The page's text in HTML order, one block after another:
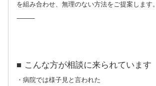
を組み合わせ、無理のない方法をご提案します。
⸻
■ こんな方が相談に来られています
・病院では様子見と言われた